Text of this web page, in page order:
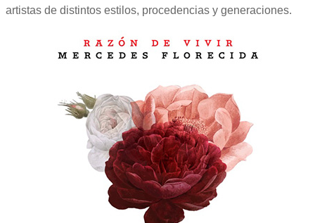
artistas de distintos estilos, procedencias y generaciones.